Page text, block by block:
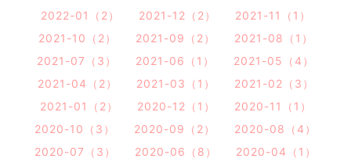
2022-01（2）
2021-12（2）
2021-11（1）
2021-10（2）
2021-09（2）
2021-08（1）
2021-07（3）
2021-06（1）
2021-05（4）
2021-04（2）
2021-03（1）
2021-02（3）
2021-01（2）
2020-12（1）
2020-11（1）
2020-10（3）
2020-09（2）
2020-08（4）
2020-07（3）
2020-06（8）
2020-04（1）